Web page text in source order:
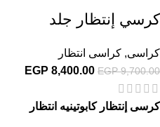
كرسي إنتظار جلد
كراسى, كراسى انتظار
EGP9,700.00
EGP 8,400.00
كرسى إنتظار كابوتينيه انتظار